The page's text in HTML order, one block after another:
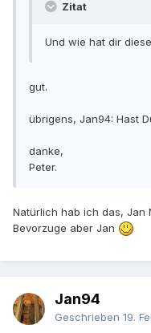
Zitat
Und wie hat dir
gut.
übrigens, Jan94: Hast
danke,
Peter.
Natürlich hab ich das, Jan
Bevorzuge aber Jan
Jan94
Geschrieben 19.